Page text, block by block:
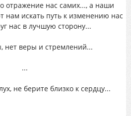
отражение нас самих..., а наши
нам искать путь к изменению нас
нас в лучшую сторону...
нет веры и стремлений...
...
не берите близко к сердцу...